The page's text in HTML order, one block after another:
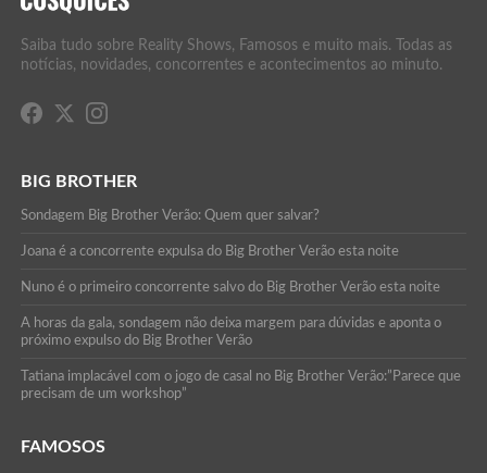
Saiba tudo sobre Reality Shows, Famosos e muito mais. Todas as
notícias, novidades, concorrentes e acontecimentos ao minuto.
BIG BROTHER
Sondagem Big Brother Verão: Quem quer salvar?
Joana é a concorrente expulsa do Big Brother Verão esta noite
Nuno é o primeiro concorrente salvo do Big Brother Verão esta noite
A horas da gala, sondagem não deixa margem para dúvidas e aponta o
próximo expulso do Big Brother Verão
Tatiana implacável com o jogo de casal no Big Brother Verão:”Parece que
precisam de um workshop”
FAMOSOS